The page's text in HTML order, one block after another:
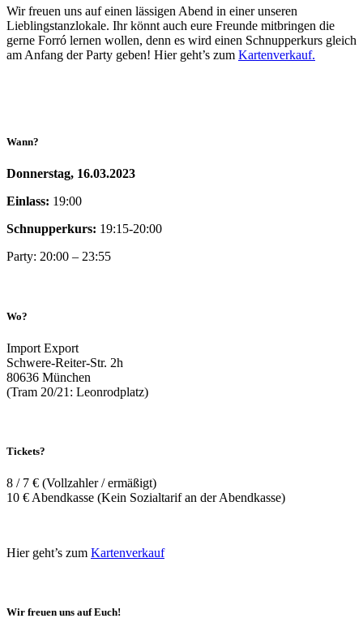
Wir freuen uns auf einen lässigen Abend in einer unseren
Lieblingstanzlokale. Ihr könnt auch eure Freunde mitbringen die
gerne Forró lernen wollen, denn es wird einen Schnupperkurs gleich
am Anfang der Party geben! Hier geht’s zum Kartenverkauf.
Wann?
Donnerstag, 16.03.2023
Einlass: 19:00
Schnupperkurs: 19:15-20:00
Party: 20:00 – 23:55
Wo?
Import Export
Schwere-Reiter-Str. 2h
80636 München
(Tram 20/21: Leonrodplatz)
Tickets?
8 / 7 € (Vollzahler / ermäßigt)
10 € Abendkasse (Kein Sozialtarif an der Abendkasse)
Hier geht’s zum Kartenverkauf
Wir freuen uns auf Euch!